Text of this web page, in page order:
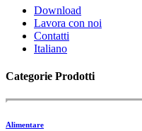
Download
Lavora con noi
Contatti
Italiano
Categorie Prodotti
Alimentare